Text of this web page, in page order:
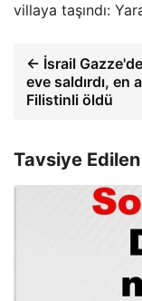
villaya taşındı:
← İsrail
eve saldırdı, en
Filistinli öldü
Tavsiye